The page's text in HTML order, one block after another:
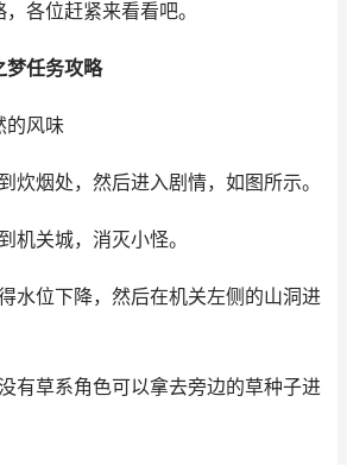
各位赶紧来看看吧。
梦任务攻略
的风味
炊烟处，然后进入剧情，如图所示。
机关城，消灭小怪。
水位下降，然后在机关左侧的山洞进
有草系角色可以拿去旁边的草种子进